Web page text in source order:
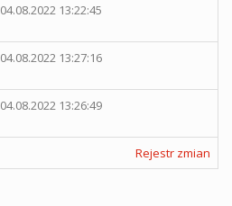
04.08.2022 13:22:45
04.08.2022 13:27:16
04.08.2022 13:26:49
Rejestr zmian